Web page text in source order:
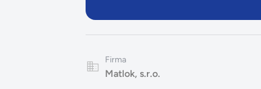
Firma
Matlok, s.r.o.